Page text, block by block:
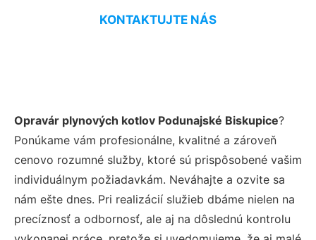
KONTAKTUJTE NÁS
Opravár plynových kotlov Podunajské Biskupice?
Ponúkame vám profesionálne, kvalitné a zároveň
cenovo rozumné služby, ktoré sú prispôsobené vašim
individuálnym požiadavkám. Neváhajte a ozvite sa
nám ešte dnes. Pri realizácií služieb dbáme nielen na
precíznosť a odbornosť, ale aj na dôslednú kontrolu